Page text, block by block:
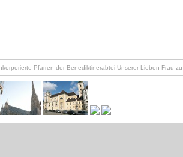
Pfarren der Benediktinerabtei Unserer Lieben Frau